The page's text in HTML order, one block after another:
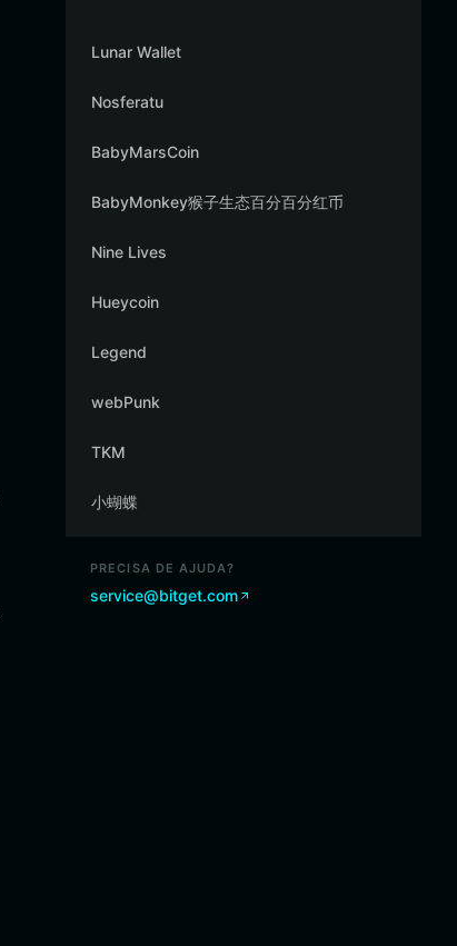
Lunar Wallet
Nosferatu
BabyMarsCoin
BabyMonkey猴子生态百分百分红币
Nine Lives
Hueycoin
Legend
webPunk
TKM
小蝴蝶
PRECISA DE AJUDA?
service@bitget.com